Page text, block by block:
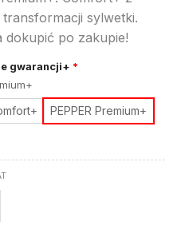
sylwetki.
dokupić po zakupie!
gwarancji+ *
PEPPER Premium+
gwarancji+